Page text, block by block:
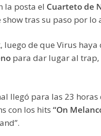
la posta el Cuarteto de
tras su paso por lo
luego de que Virus
para dar lugar al trap,
llegó para las 23 horas
con los hits “On